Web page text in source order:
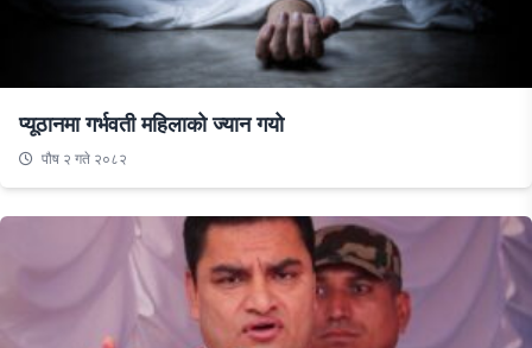
प्यूठानमा गर्भवती महिलाको ज्यान गयो
पौष २ गते २०८२